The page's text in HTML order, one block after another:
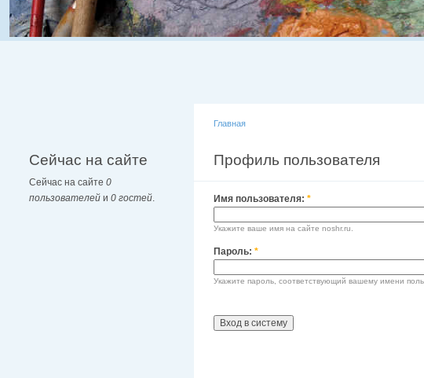
Сейчас на сайте
Сейчас на сайте 0
пользователей и 0 гостей.
Главная
Профиль пользователя
Имя пользователя: *
Укажите ваше имя на сайте noshr.ru.
Пароль: *
Укажите пароль, соответствующий вашему имени